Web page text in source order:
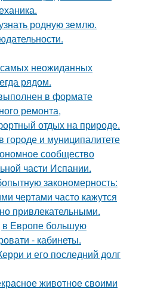
родную землю.
неожиданных
рядом.
в формате
ремонта,
отдых на природе.
городе и муниципалитете
сообщество
части Испании.
закономерность:
чертами часто кажутся
привлекательными.
в Европе большую
- кабинеты.
и его последний долг
животное своими